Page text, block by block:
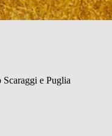
e Puglia